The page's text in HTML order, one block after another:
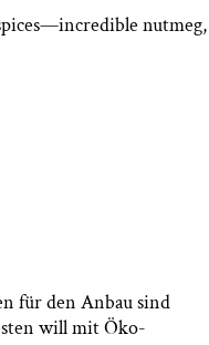
nutmeg,
für den Anbau sind
will mit Öko-